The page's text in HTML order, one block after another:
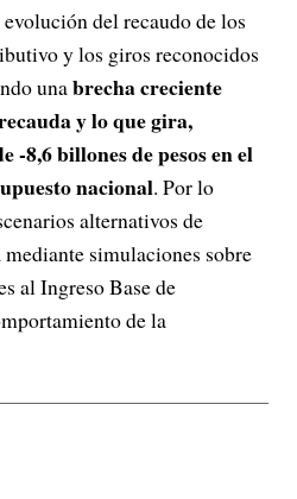
del recaudo de los
y los giros reconocidos
unabrecha creciente
y lo que gira,
-8,6 billones de pesos en el
nacional. Por lo
alternativos de
simulaciones sobre
al Ingreso Base de
de la